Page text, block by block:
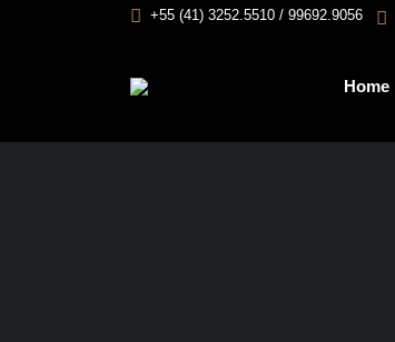
+55 (41) 3252.5510 / 99692.9056
Home